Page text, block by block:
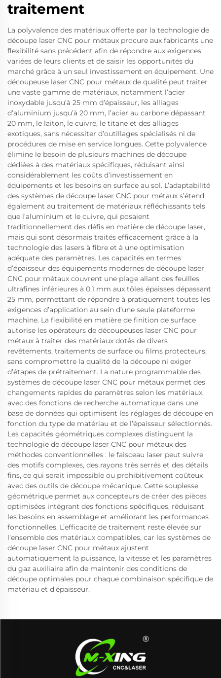
traitement
La polyvalence des matériaux offerte par la technologie de
découpe laser CNC pour métaux procure aux fabricants une
flexibilité sans précédent afin de répondre aux exigences
variées de leurs clients et de saisir les opportunités du
marché grâce à un seul investissement en équipement. Une
découpeuse laser CNC pour métaux de qualité peut traiter
une vaste gamme de matériaux, notamment l’acier
inoxydable jusqu’à 25 mm d’épaisseur, les alliages
d’aluminium jusqu’à 20 mm, l’acier au carbone dépassant
20 mm, le laiton, le cuivre, le titane et des alliages
exotiques, sans nécessiter d’outillages spécialisés ni de
procédures de mise en service longues. Cette polyvalence
élimine le besoin de plusieurs machines de découpe
dédiées à des matériaux spécifiques, réduisant ainsi
considérablement les coûts d’investissement en
équipements et les besoins en surface au sol. L’adaptabilité
des systèmes de découpe laser CNC pour métaux s’étend
également au traitement de matériaux réfléchissants tels
que l’aluminium et le cuivre, qui posaient
traditionnellement des défis en matière de découpe laser,
mais qui sont désormais traités efficacement grâce à la
technologie des lasers à fibre et à une optimisation
adéquate des paramètres. Les capacités en termes
d’épaisseur des équipements modernes de découpe laser
CNC pour métaux couvrent une plage allant des feuilles
ultrafines inférieures à 0,1 mm aux tôles épaisses dépassant
25 mm, permettant de répondre à pratiquement toutes les
exigences d’application au sein d’une seule plateforme
machine. La flexibilité en matière de finition de surface
autorise les opérateurs de découpeuses laser CNC pour
métaux à traiter des matériaux dotés de divers
revêtements, traitements de surface ou films protecteurs,
sans compromettre la qualité de la découpe ni exiger
d’étapes de prétraitement. La nature programmable des
systèmes de découpe laser CNC pour métaux permet des
changements rapides de paramètres selon les matériaux,
avec des fonctions de recherche automatique dans une
base de données qui optimisent les réglages de découpe en
fonction du type de matériau et de l’épaisseur sélectionnés.
Les capacités géométriques complexes distinguent la
technologie de découpe laser CNC pour métaux des
méthodes conventionnelles : le faisceau laser peut suivre
des motifs complexes, des rayons très serrés et des détails
fins, ce qui serait impossible ou prohibitivement coûteux
avec des outils de découpe mécanique. Cette souplesse
géométrique permet aux concepteurs de créer des pièces
optimisées intégrant des fonctions spécifiques, réduisant
les besoins en assemblage et améliorant les performances
fonctionnelles. L’efficacité de traitement reste élevée sur
l’ensemble des matériaux compatibles, car les systèmes de
découpe laser CNC pour métaux ajustent
automatiquement la puissance, la vitesse et les paramètres
du gaz auxiliaire afin de maintenir des conditions de
découpe optimales pour chaque combinaison spécifique de
matériau et d’épaisseur.